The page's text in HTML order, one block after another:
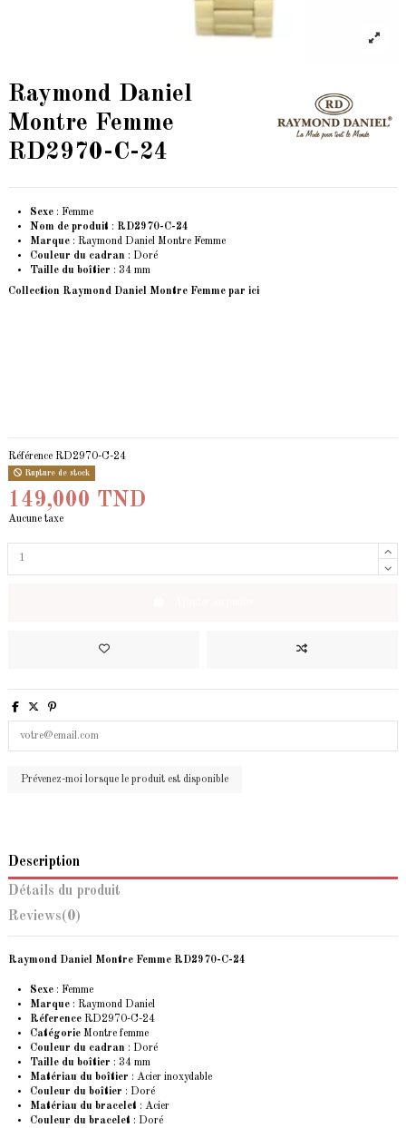
Raymond Daniel
Montre Femme
RD2970-C-24
Sexe : Femme
Nom de produit : RD2970-C-24
Marque : Raymond Daniel Montre Femme
Couleur du cadran : Doré
Taille du boîtier : 34 mm
Collection Raymond Daniel Montre Femme par ici
Référence RD2970-C-24
Rupture de stock
149,000 TND
Aucune taxe
Description
Détails du produit
Reviews(0)
Raymond Daniel Montre Femme RD2970-C-24
Sexe : Femme
Marque : Raymond Daniel
Réference RD2970-C-24
Catégorie Montre femme
Couleur du cadran : Doré
Taille du boîtier : 34 mm
Matériau du boîtier : Acier inoxydable
Couleur du boîtier : Doré
Matériau du bracelet : Acier
Couleur du bracelet : Doré